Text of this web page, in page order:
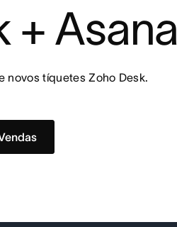
+ Asana
novos tíquetes Zoho Desk.